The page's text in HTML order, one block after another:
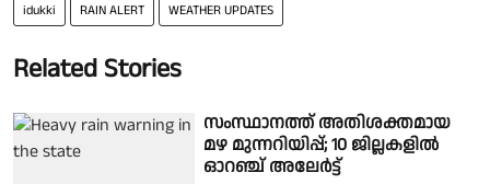
idukki RAIN ALERT WEATHER UPDATES
Related Stories
സംസ്ഥാനത്ത് അതിശക്തമായ
മഴ മുന്നറിയിപ്പ്; 10 ജില്ലകളിൽ
ഓറഞ്ച് അലേർട്ട്